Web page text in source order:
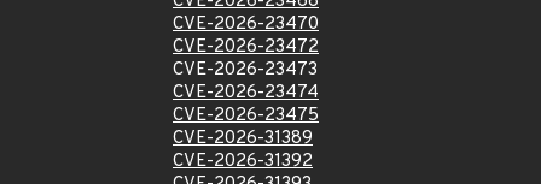
CVE-2026-23470
CVE-2026-23472
CVE-2026-23473
CVE-2026-23474
CVE-2026-23475
CVE-2026-31389
CVE-2026-31392